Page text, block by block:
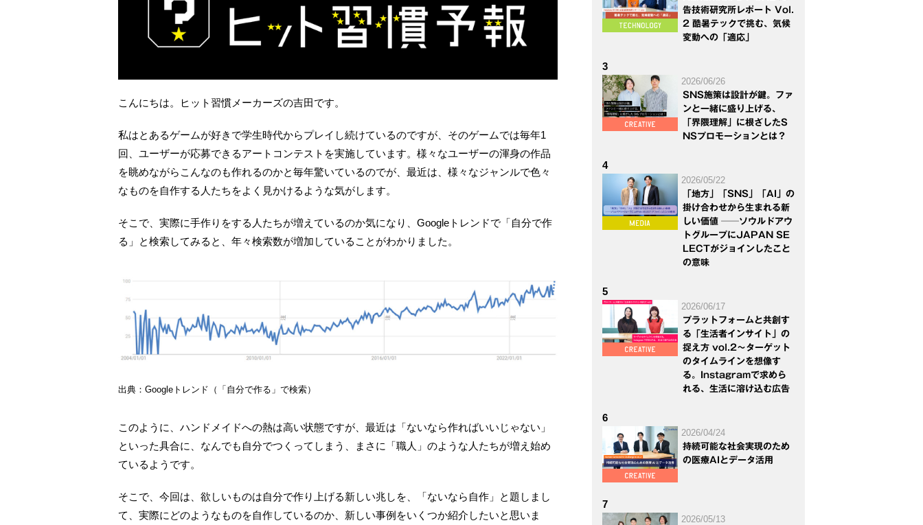
こんにちは。ヒット習慣メーカーズの吉田です。
私はとあるゲームが好きで学生時代からプレイし続けているのですが、そのゲームでは毎年1
回、ユーザーが応募できるアートコンテストを実施しています。様々なユーザーの渾身の作品
を眺めながらこんなのも作れるのかと毎年驚いているのでが、最近は、様々なジャンルで色々
なものを自作する人たちをよく見かけるような気がします。
そこで、実際に手作りをする人たちが増えているのか気になり、Googleトレンドで「自分で作
る」と検索してみると、年々検索数が増加していることがわかりました。
出典：Googleトレンド（「自分で作る」で検索）
このように、ハンドメイドへの熱は高い状態ですが、最近は「ないなら作ればいいじゃない」
といった具合に、なんでも自分でつくってしまう、まさに「職人」のような人たちが増え始め
ているようです。
そこで、今回は、欲しいものは自分で作り上げる新しい兆しを、「ないなら自作」と題しまし
て、実際にどのようなものを自作しているのか、新しい事例をいくつか紹介したいと思いま
告技術研究所レポート Vol.
2 酷暑テックで挑む、気候
変動への「適応」
3
2026/06/26
SNS施策は設計が鍵。ファ
ンと一緒に盛り上げる、
「界隈理解」に根ざしたS
NSプロモーションとは？
4
2026/05/22
「地方」「SNS」「AI」の
掛け合わせから生まれる新
しい価値 ──ソウルドアウ
トグループにJAPAN SE
LECTがジョインしたこと
の意味
5
2026/06/17
プラットフォームと共創す
る「生活者インサイト」の
捉え方 vol.2～ターゲット
のタイムラインを想像す
る。Instagramで求めら
れる、生活に溶け込む広告
6
2026/04/24
持続可能な社会実現のため
の医療AIとデータ活用
7
2026/05/13